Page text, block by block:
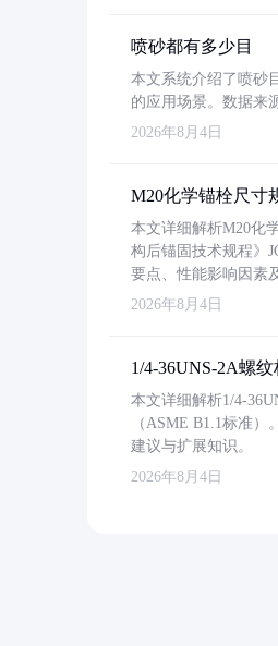
喷砂都有多少目
本文系统介绍了喷砂
的应用场景。数据来
2026年8月4日
M20化学锚栓尺寸
本文详细解析M20化
构后锚固技术规程》
要点、性能影响因素
2026年8月4日
1/4-36UNS-2A螺
本文详细解析1/4-
（ASME B1.1标准
建议与扩展知识。
2026年8月4日